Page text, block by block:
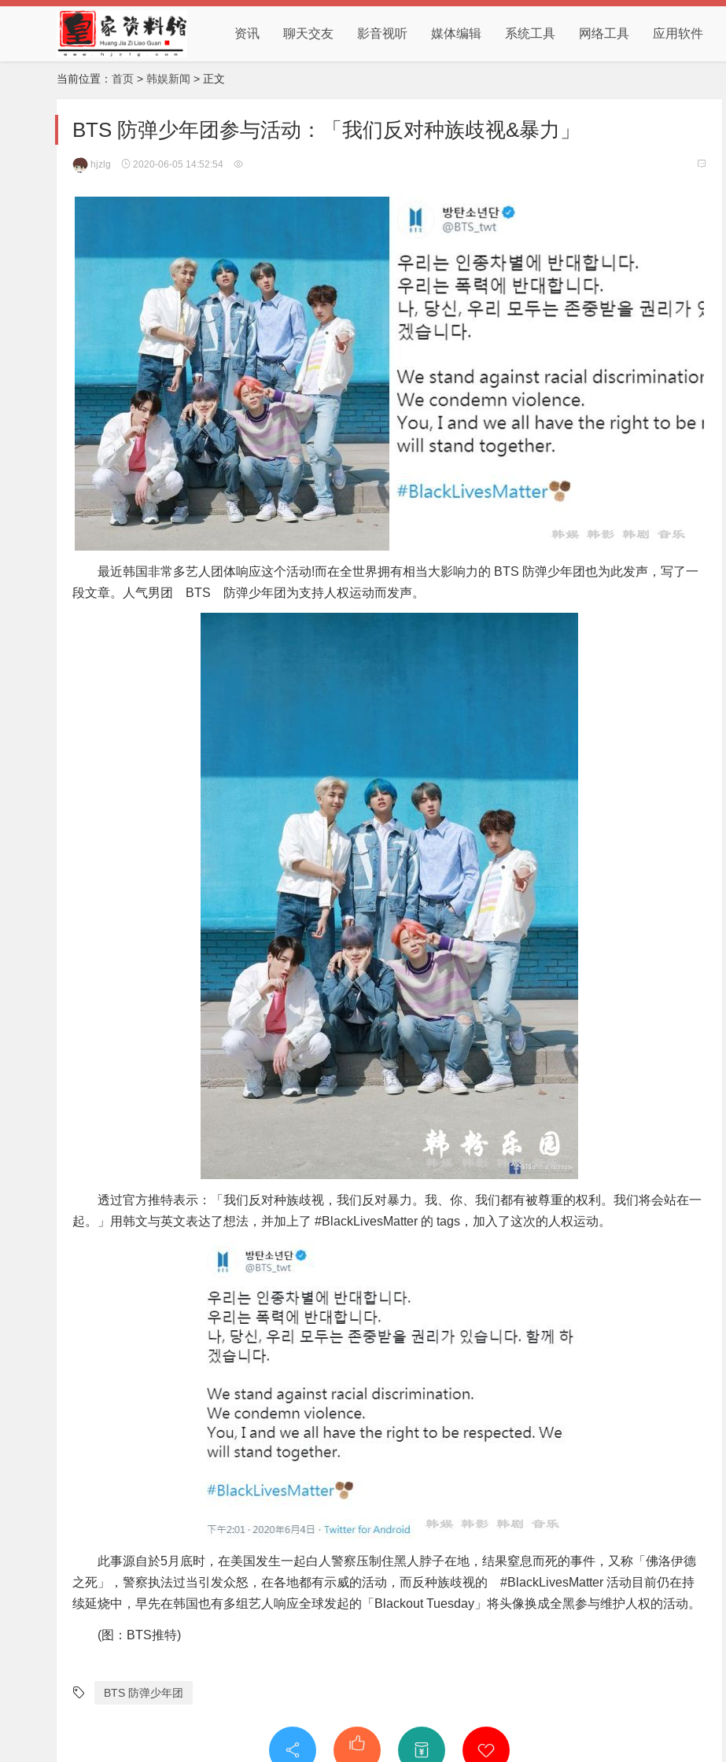
资讯 聊天交友 影音视听 媒体编辑 系统工具 网络工具 应用软件
当前位置： 首页 > 韩娱新闻 > 正文
BTS 防弹少年团参与活动：「我们反对种族歧视&暴力」
hjzlg 2020-06-05 14:52:54
最近韩国非常多艺人团体响应这个活动!而在全世界拥有相当大影响力的 BTS 防弹少年团也为此发声，写了一
段文章。人气男团 BTS 防弹少年团为支持人权运动而发声。
透过官方推特表示：「我们反对种族歧视，我们反对暴力。我、你、我们都有被尊重的权利。我们将会站在一
起。」用韩文与英文表达了想法，并加上了 #BlackLivesMatter 的 tags，加入了这次的人权运动。
此事源自於5月底时，在美国发生一起白人警察压制住黑人脖子在地，结果窒息而死的事件，又称「佛洛伊德
之死」，警察执法过当引发众怒，在各地都有示威的活动，而反种族歧视的 #BlackLivesMatter 活动目前仍在持
续延烧中，早先在韩国也有多组艺人响应全球发起的「Blackout Tuesday」将头像换成全黑参与维护人权的活动。
(图：BTS推特)
BTS 防弹少年团